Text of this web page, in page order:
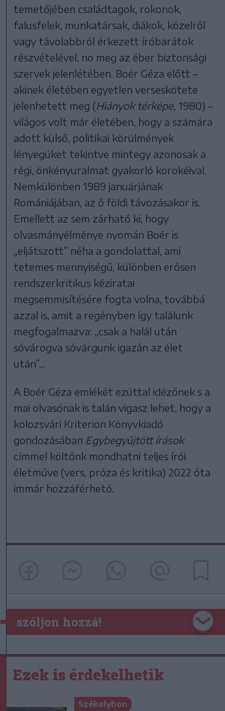
temetőjében családtagok, rokonok,
falusfelek, munkatársak, diákok, közelről
vagy távolabbról érkezett íróbarátok
részvételével, no meg az éber biztonsági
szervek jelenlétében. Boér Géza előtt –
akinek életében egyetlen verseskötete
jelenhetett meg (Hiányok térképe, 1980) –
világos volt már életében, hogy a számára
adott külső, politikai körülmények
lényegüket tekintve mintegy azonosak a
régi, önkényuralmat gyakorló korokéival.
Nemkülönben 1989 januárjának
Romániájában, az ő földi távozásakor is.
Emellett az sem zárható ki, hogy
olvasmányélménye nyomán Boér is
„eljátszott” néha a gondolattal, ami
tetemes mennyiségű, különben erősen
rendszerkritikus kéziratai
megsemmisítésére fogta volna, továbbá
azzal is, amit a regényben így találunk
megfogalmazva: „csak a halál után
sóvárogva sóvárgunk igazán az élet
után”...
A Boér Géza emlékét ezúttal idézőnek s a
mai olvasónak is talán vigasz lehet, hogy a
kolozsvári Kriterion Könyvkiadó
gondozásában Egybegyűjtött írások
címmel költőnk mondhatni teljes írói
életműve (vers, próza és kritika) 2022 óta
immár hozzáférhető.
szóljon hozzá!
Ezek is érdekelhetik
Székelyhon